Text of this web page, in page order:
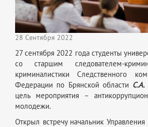
28 Сентября 2022
27 сентября 2022 года студенты
со старшим следователем-
криминалистики Следственного
Федерации по Брянской области С.А.
цель мероприятия –
молодежи.
Открыл встречу начальник